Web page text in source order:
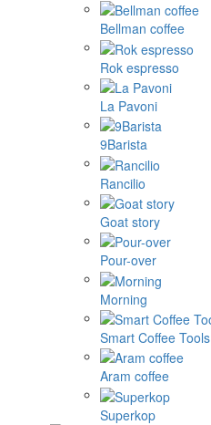
Bellman coffee
Rok espresso
La Pavoni
9Barista
Rancilio
Goat story
Pour-over
Morning
Smart Coffee Tools
Aram coffee
Superkop